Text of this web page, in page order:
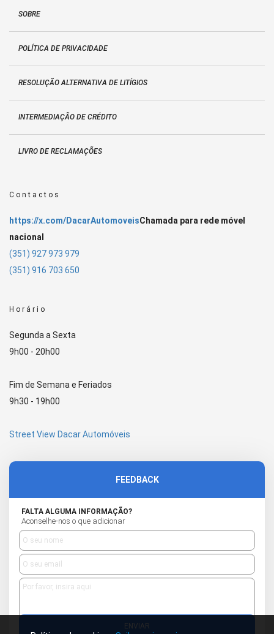
SOBRE
POLÍTICA DE PRIVACIDADE
RESOLUÇÃO ALTERNATIVA DE LITÍGIOS
INTERMEDIAÇÃO DE CRÉDITO
LIVRO DE RECLAMAÇÕES
Contactos
https://x.com/DacarAutomoveisChamada para rede móvel
nacional
(351) 927 973 979
(351) 916 703 650
Horário
Segunda a Sexta
9h00 - 20h00
Fim de Semana e Feriados
9h30 - 19h00
Street View Dacar Automóveis
FEEDBACK
FALTA ALGUMA INFORMAÇÃO?
Aconselhe-nos o que adicionar
ENVIAR